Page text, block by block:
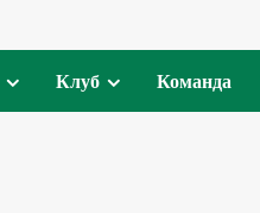
Клуб Команда